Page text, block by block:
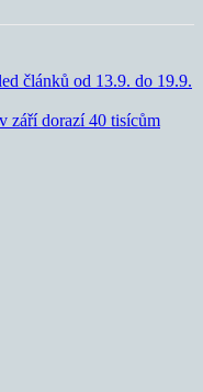
článků od 13.9. do 19.9.
září dorazí 40 tisícům